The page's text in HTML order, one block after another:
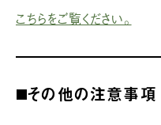
こちらをご覧ください。
◼️その他の注意事項